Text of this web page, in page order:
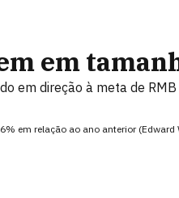
em
em direção à meta de
em relação ao ano anterior